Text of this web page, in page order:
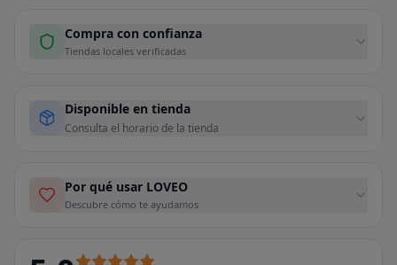
Compra con confianza
Tiendas locales verificadas
Disponible en tienda
Consulta el horario de la tienda
Por qué usar LOVEO
Descubre cómo te ayudamos